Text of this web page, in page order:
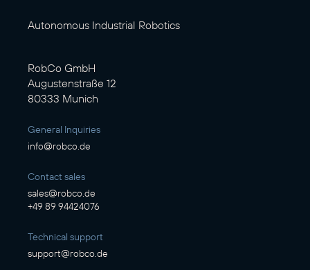
Autonomous Industrial Robotics
RobCo GmbH
Augustenstraße 12
80333 Munich
General Inquiries
info@robco.de
Contact sales
sales@robco.de
+49 89 94424076
Technical support
support@robco.de